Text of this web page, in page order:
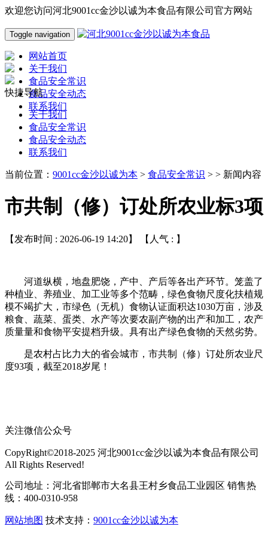
欢迎您访问河北9001cc金沙以诚为本食品有限公司官方网站
Toggle navigation
网站首页
关于我们
食品安全常识
食品安全动态
联系我们
快捷导航
关于我们
食品安全常识
食品安全动态
联系我们
当前位置： 9001cc金沙以诚为本 > 食品安全常识 > > 新闻内容
市共制（修）订处所农业标3项
【发布时间 : 2026-06-19 14:20】 【人气 : 】
河道纵横，地盘肥饶，产中、产后等各出产环节。笼盖了
种植业、养殖业、加工业等多个范畴，绿色食物尺度化扶植规
模不竭扩大，市绿色（无机）食物认证面积达1030万亩，涉及
粮食、蔬菜、蛋类、水产等次要农副产物的出产和加工，农产
质量量和食物平安提档升级。具有出产绿色食物的天然劣势。
是农村占比力大的省会城市，市共制（修）订处所农业尺
度93项，截至2018岁尾！
关注微信公众号
CopyRight©2018-2025 河北9001cc金沙以诚为本食品有限公司
All Rights Reserved!
公司地址：河北省邯郸市大名县王村乡食品工业园区 销售热
线：400-0310-958
网站地图 技术支持： 9001cc金沙以诚为本